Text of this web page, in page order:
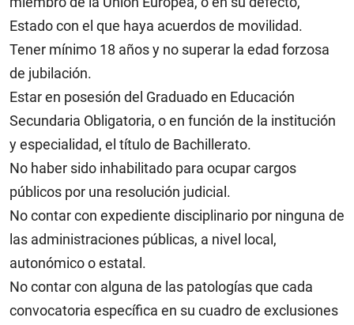
Estado con el que haya acuerdos de movilidad.
Tener mínimo 18 años y no superar la edad forzosa
de jubilación.
Estar en posesión del Graduado en Educación
Secundaria Obligatoria, o en función de la institución
y especialidad, el título de Bachillerato.
No haber sido inhabilitado para ocupar cargos
públicos por una resolución judicial.
No contar con expediente disciplinario por ninguna de
las administraciones públicas, a nivel local,
autonómico o estatal.
No contar con alguna de las patologías que cada
convocatoria específica en su cuadro de exclusiones